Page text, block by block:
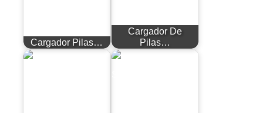
Cargador Pilas…
Cargador De
Pilas…